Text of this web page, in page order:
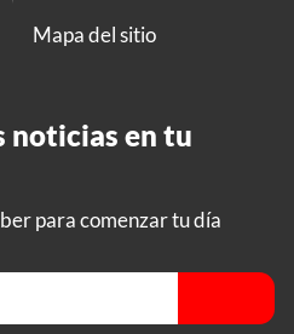
Mapa del sitio
noticias en tu
para comenzar tu día